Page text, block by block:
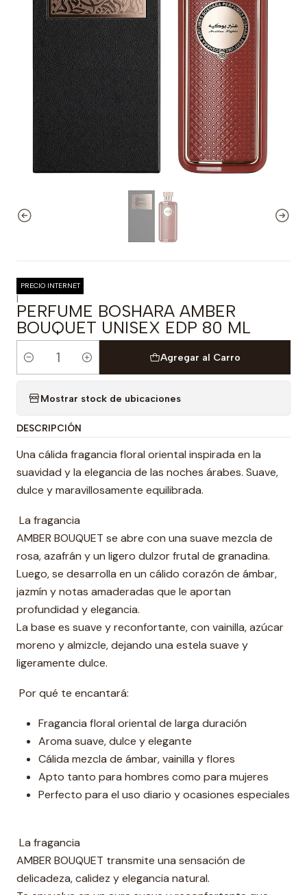
PRECIO INTERNET
|
PERFUME BOSHARA AMBER
BOUQUET UNISEX EDP 80 ML
Cantidad
Agregar al Carro
Mostrar stock de ubicaciones
DESCRIPCIÓN
Una cálida fragancia floral oriental inspirada en la
suavidad y la elegancia de las noches árabes. Suave,
dulce y maravillosamente equilibrada.
La fragancia
AMBER BOUQUET se abre con una suave mezcla de
rosa, azafrán y un ligero dulzor frutal de granadina.
Luego, se desarrolla en un cálido corazón de ámbar,
jazmín y notas amaderadas que le aportan
profundidad y elegancia.
La base es suave y reconfortante, con vainilla, azúcar
moreno y almizcle, dejando una estela suave y
ligeramente dulce.
Por qué te encantará:
Fragancia floral oriental de larga duración
Aroma suave, dulce y elegante
Cálida mezcla de ámbar, vainilla y flores
Apto tanto para hombres como para mujeres
Perfecto para el uso diario y ocasiones especiales
La fragancia
AMBER BOUQUET transmite una sensación de
delicadeza, calidez y elegancia natural.